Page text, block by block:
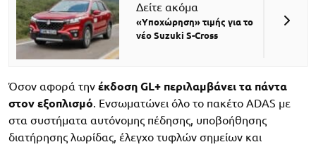
Δείτε ακόμα
«Υποχώρηση» τιμής για το
νέο Suzuki S-Cross
Όσον αφορά την έκδοση GL+ περιλαμβάνει τα πάντα
στον εξοπλισμό. Ενσωματώνει όλο το πακέτο ADAS με
στα συστήματα αυτόνομης πέδησης, υποβοήθησης
διατήρησης λωρίδας, έλεγχο τυφλών σημείων και